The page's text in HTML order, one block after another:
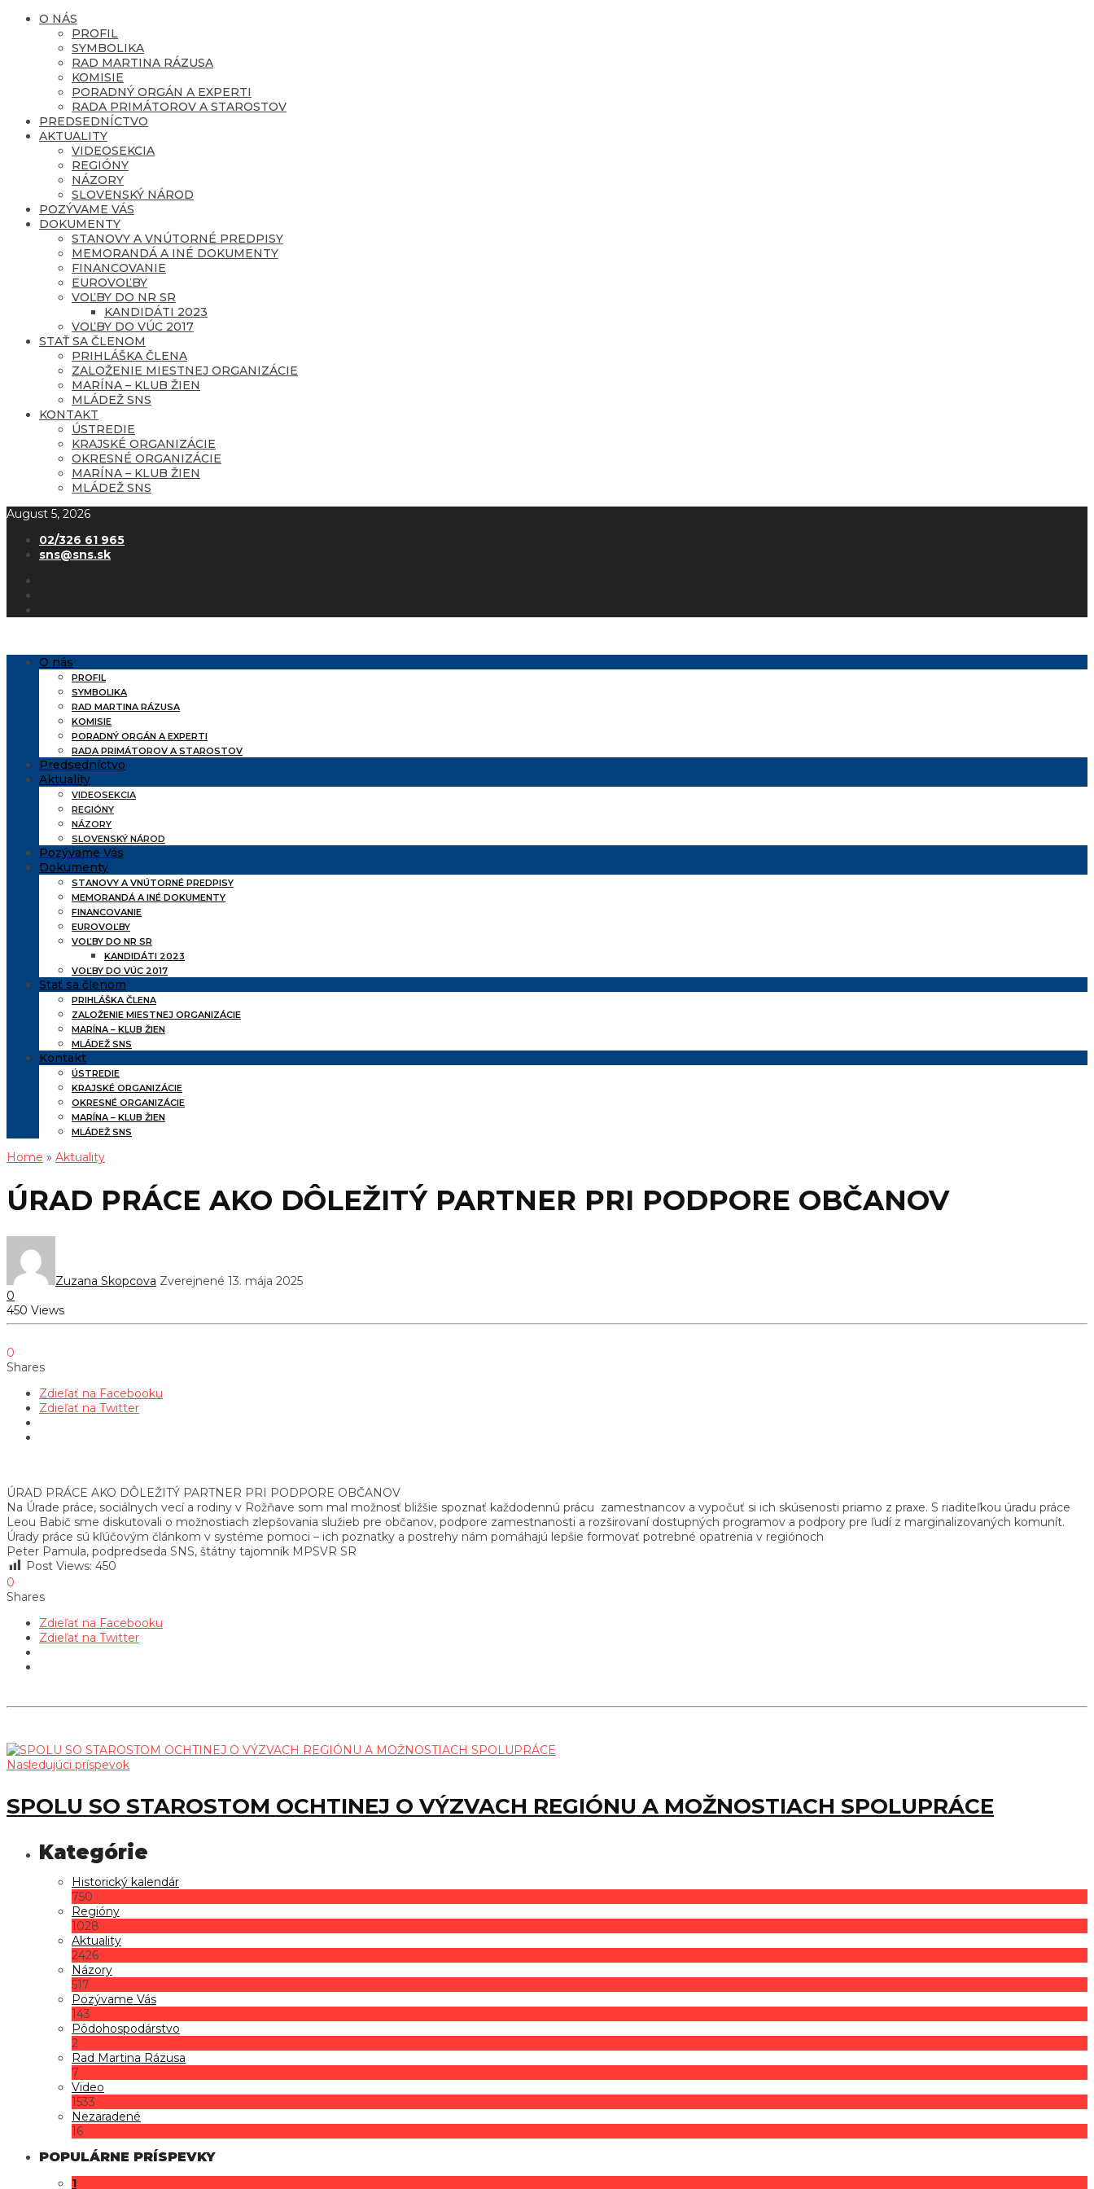
O NÁS
PROFIL
SYMBOLIKA
RAD MARTINA RÁZUSA
KOMISIE
PORADNÝ ORGÁN A EXPERTI
RADA PRIMÁTOROV A STAROSTOV
PREDSEDNÍCTVO
AKTUALITY
VIDEOSEKCIA
REGIÓNY
NÁZORY
SLOVENSKÝ NÁROD
POZÝVAME VÁS
DOKUMENTY
STANOVY A VNÚTORNÉ PREDPISY
MEMORANDÁ A INÉ DOKUMENTY
FINANCOVANIE
EUROVOĽBY
VOĽBY DO NR SR
KANDIDÁTI 2023
VOĽBY DO VÚC 2017
STAŤ SA ČLENOM
PRIHLÁŠKA ČLENA
ZALOŽENIE MIESTNEJ ORGANIZÁCIE
MARÍNA – KLUB ŽIEN
MLÁDEŽ SNS
KONTAKT
ÚSTREDIE
KRAJSKÉ ORGANIZÁCIE
OKRESNÉ ORGANIZÁCIE
MARÍNA – KLUB ŽIEN
MLÁDEŽ SNS
August 5, 2026
02/326 61 965
sns@sns.sk
O nás
PROFIL
SYMBOLIKA
RAD MARTINA RÁZUSA
KOMISIE
PORADNÝ ORGÁN A EXPERTI
RADA PRIMÁTOROV A STAROSTOV
Predsedníctvo
Aktuality
VIDEOSEKCIA
REGIÓNY
NÁZORY
SLOVENSKÝ NÁROD
Pozývame Vás
Dokumenty
STANOVY A VNÚTORNÉ PREDPISY
MEMORANDÁ A INÉ DOKUMENTY
FINANCOVANIE
EUROVOĽBY
VOĽBY DO NR SR
KANDIDÁTI 2023
VOĽBY DO VÚC 2017
Stať sa členom
PRIHLÁŠKA ČLENA
ZALOŽENIE MIESTNEJ ORGANIZÁCIE
MARÍNA – KLUB ŽIEN
MLÁDEŽ SNS
Kontakt
ÚSTREDIE
KRAJSKÉ ORGANIZÁCIE
OKRESNÉ ORGANIZÁCIE
MARÍNA – KLUB ŽIEN
MLÁDEŽ SNS
Home » Aktuality
ÚRAD PRÁCE AKO DÔLEŽITÝ PARTNER PRI PODPORE OBČANOV
Zuzana Skopcova Zverejnené 13. mája 2025
0
450 Views
0
Shares
Zdieľať na Facebooku
Zdieľať na Twitter
ÚRAD PRÁCE AKO DÔLEŽITÝ PARTNER PRI PODPORE OBČANOV
Na Úrade práce, sociálnych vecí a rodiny v Rožňave som mal možnosť bližšie spoznať každodennú prácu zamestnancov a vypočuť si ich skúsenosti priamo z praxe. S riaditeľkou úradu práce
Leou Babič sme diskutovali o možnostiach zlepšovania služieb pre občanov, podpore zamestnanosti a rozširovaní dostupných programov a podpory pre ľudí z marginalizovaných komunít.
Úrady práce sú kľúčovým článkom v systéme pomoci – ich poznatky a postrehy nám pomáhajú lepšie formovať potrebné opatrenia v regiónoch
Peter Pamula, podpredseda SNS, štátny tajomník MPSVR SR
Post Views: 450
0
Shares
Zdieľať na Facebooku
Zdieľať na Twitter
Nasledujúci príspevok
SPOLU SO STAROSTOM OCHTINEJ O VÝZVACH REGIÓNU A MOŽNOSTIACH SPOLUPRÁCE
Historický kalendár
750
Regióny
1028
Aktuality
2426
Názory
517
Pozývame Vás
143
Pôdohospodárstvo
2
Rad Martina Rázusa
7
Video
1533
Nezaradené
16
POPULÁRNE PRÍSPEVKY
1